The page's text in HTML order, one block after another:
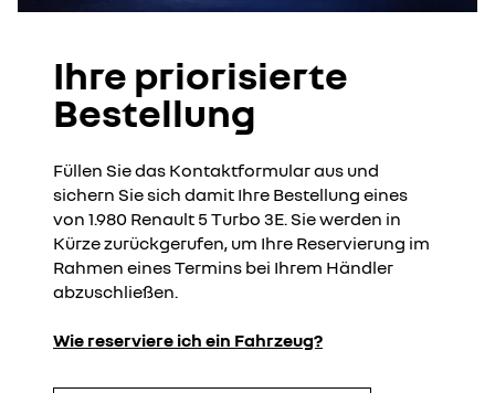
Ihre priorisierte
Bestellung
Füllen Sie das Kontaktformular aus und
sichern Sie sich damit Ihre Bestellung eines
von 1.980 Renault 5 Turbo 3E. Sie werden in
Kürze zurückgerufen, um Ihre Reservierung im
Rahmen eines Termins bei Ihrem Händler
abzuschließen.
Wie reserviere ich ein Fahrzeug?